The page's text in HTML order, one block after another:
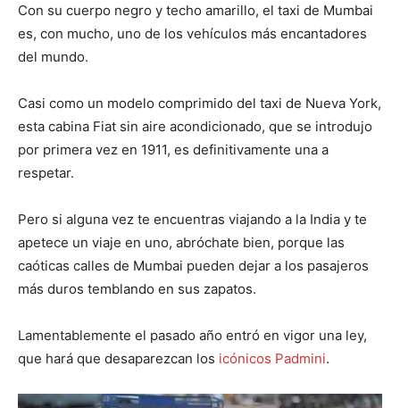
Con su cuerpo negro y techo amarillo, el taxi de Mumbai
es, con mucho, uno de los vehículos más encantadores
del mundo.
Casi como un modelo comprimido del taxi de Nueva York,
esta cabina Fiat sin aire acondicionado, que se introdujo
por primera vez en 1911, es definitivamente una a
respetar.
Pero si alguna vez te encuentras viajando a la India y te
apetece un viaje en uno, abróchate bien, porque las
caóticas calles de Mumbai pueden dejar a los pasajeros
más duros temblando en sus zapatos.
Lamentablemente el pasado año entró en vigor una ley,
que hará que desaparezcan los icónicos Padmini.